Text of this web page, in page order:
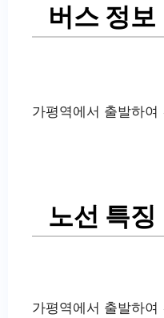
버스 정보
가평역에서 출발하
노선 특징
가평역에서 출발하